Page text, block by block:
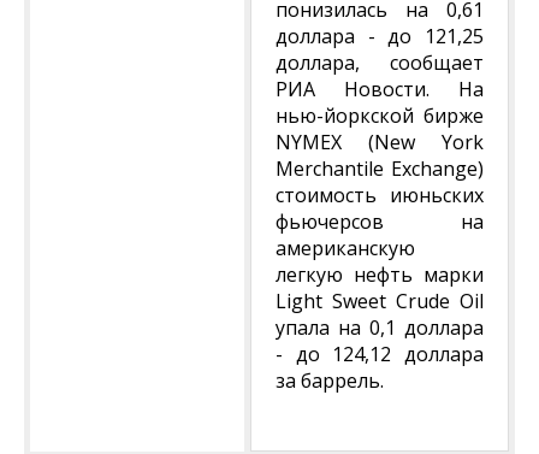
понизилась на 0,61
доллара - до 121,25
доллара, сообщает
РИА Новости. На
нью-йоркской бирже
NYMEХ (New York
Merchantile Exchange)
стоимость июньских
фьючерсов на
американскую
легкую нефть марки
Light Sweet Crude Oil
упала на 0,1 доллара
- до 124,12 доллара
за баррель.